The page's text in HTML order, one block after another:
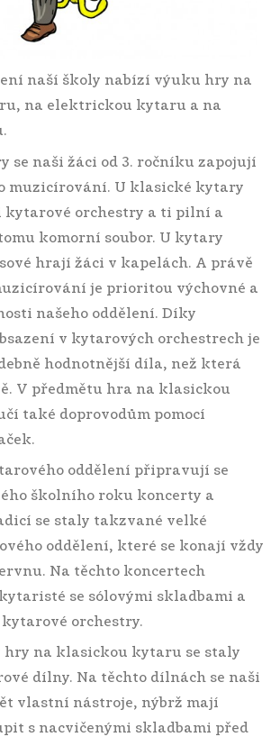
naší školy nabízí výuku hry na
na elektrickou kytaru a na
se naši žáci od 3. ročníku zapojují
muzicírování. U klasické kytary
kytarové orchestry a ti pilní a
komorní soubor. U kytary
hrají žáci v kapelách. A právě
je prioritou výchovné a
našeho oddělení. Díky
v kytarových orchestrech je
hodnotnější díla, než která
V předmětu hra na klasickou
také doprovodům pomocí
oddělení připravují se
školního roku koncerty a
se staly takzvané velké
oddělení, které se konají vždy
Na těchto koncertech
se sólovými skladbami a
orchestry.
hry na klasickou kytaru se staly
dílny. Na těchto dílnách se naši
vlastní nástroje, nýbrž mají
s nacvičenými skladbami před